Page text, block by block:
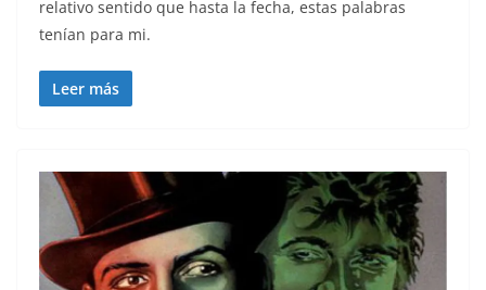
relativo sentido que hasta la fecha, estas palabras
tenían para mi.
Leer más